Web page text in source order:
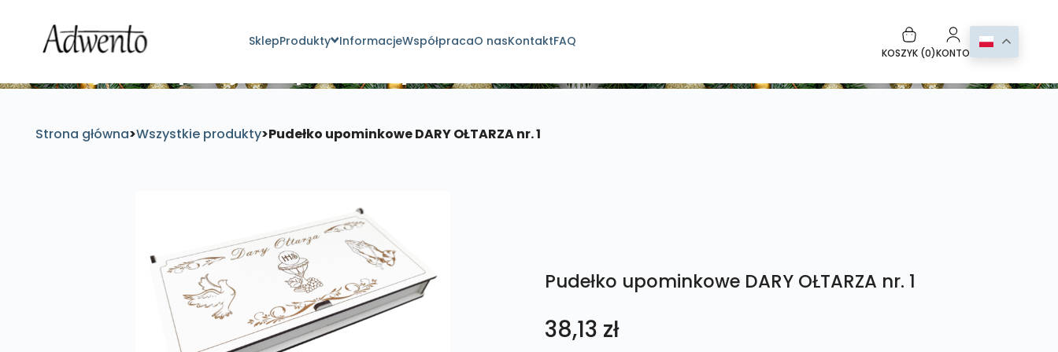
SklepProdukty InformacjeWspółpracaO nasKontaktFAQ
KOSZYK (0)KONTO
Strona główna>Wszystkie produkty>Pudełko upominkowe DARY OŁTARZA nr. 1
Pudełko upominkowe DARY OŁTARZA nr. 1
38,13 zł